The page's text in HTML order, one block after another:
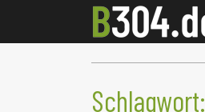
Schlagwort: